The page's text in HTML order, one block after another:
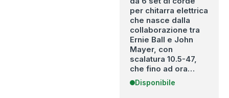
per chitarra elettrica
che nasce dalla
collaborazione tra
Ernie Ball e John
Mayer, con
scalatura 10.5-47,
che fino ad ora…
Disponibile